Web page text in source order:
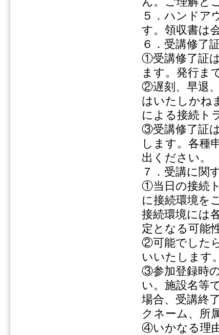
５．ハンドア
す。領収書は
６．受講修了
①受講修了証
ます。発行ま
②遅刻、早退
はいたしかね
による接続ト
③受講修了証
します。各種
出ください。
７．受講に関
①当日の接続
に接続環境を
接続環境には
定となる可能
②可能でした
いいたします
③参加登録時
い。施設名等
場合、受講終
クネーム、所
④いかなる理